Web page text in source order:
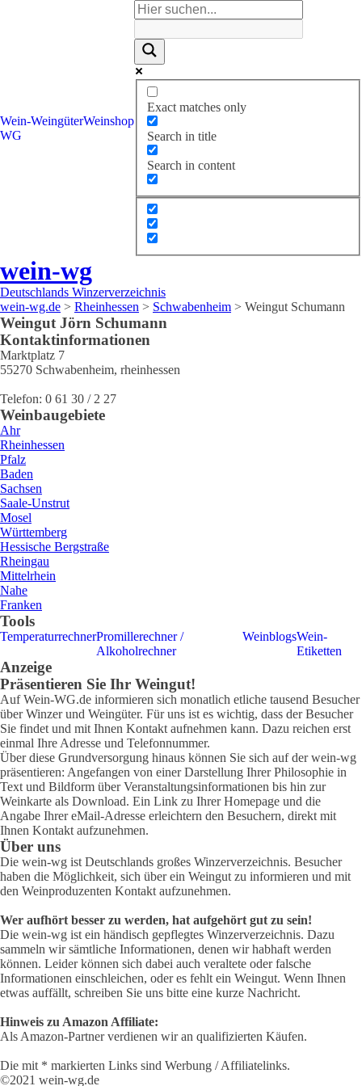
Wein-
WG
WeingüterWeinshop
Exact matches only
Search in title
Search in content
wein-wg
Deutschlands Winzerverzeichnis
wein-wg.de > Rheinhessen > Schwabenheim > Weingut Schumann
Weingut Jörn Schumann
Kontaktinformationen
Marktplatz 7
55270 Schwabenheim, rheinhessen
Telefon: 0 61 30 / 2 27
Weinbaugebiete
Ahr
Rheinhessen
Pfalz
Baden
Sachsen
Saale-Unstrut
Mosel
Württemberg
Hessische Bergstraße
Rheingau
Mittelrhein
Nahe
Franken
Tools
TemperaturrechnerPromillerechner /
Alkoholrechner
WeinblogsWein-
Etiketten
Anzeige
Präsentieren Sie Ihr Weingut!
Auf Wein-WG.de informieren sich monatlich etliche tausend Besucher
über Winzer und Weingüter. Für uns ist es wichtig, dass der Besucher
Sie findet und mit Ihnen Kontakt aufnehmen kann. Dazu reichen erst
einmal Ihre Adresse und Telefonnummer.
Über diese Grundversorgung hinaus können Sie sich auf der wein-wg
präsentieren: Angefangen von einer Darstellung Ihrer Philosophie in
Text und Bildform über Veranstaltungsinformationen bis hin zur
Weinkarte als Download. Ein Link zu Ihrer Homepage und die
Angabe Ihrer eMail-Adresse erleichtern den Besuchern, direkt mit
Ihnen Kontakt aufzunehmen.
Über uns
Die wein-wg ist Deutschlands großes Winzerverzeichnis. Besucher
haben die Möglichkeit, sich über ein Weingut zu informieren und mit
den Weinproduzenten Kontakt aufzunehmen.
Wer aufhört besser zu werden, hat aufgehört gut zu sein!
Die wein-wg ist ein händisch gepflegtes Winzerverzeichnis. Dazu
sammeln wir sämtliche Informationen, denen wir habhaft werden
können. Leider können sich dabei auch veraltete oder falsche
Informationen einschleichen, oder es fehlt ein Weingut. Wenn Ihnen
etwas auffällt, schreiben Sie uns bitte eine kurze Nachricht.
Hinweis zu Amazon Affiliate:
Als Amazon-Partner verdienen wir an qualifizierten Käufen.
Die mit * markierten Links sind Werbung / Affiliatelinks.
©2021 wein-wg.de